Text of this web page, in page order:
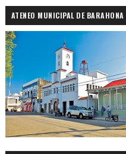
ATENEO MUNICIPAL DE BARAHONA